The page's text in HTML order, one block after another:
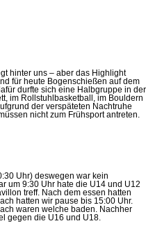
hinter uns – aber das Highlight
für heute Bogenschießen auf dem
durfte sich eine Halbgruppe in der
im Rollstuhlbasketball, im Bouldern
der verspäteten Nachtruhe
nicht zum Frühsport antreten.
Uhr) deswegen war kein
um 9:30 Uhr hate die U14 und U12
treff. Nach dem essen hatten
hatten wir pause bis 15:00 Uhr.
waren welche baden. Nachher
gegen die U16 und U18.